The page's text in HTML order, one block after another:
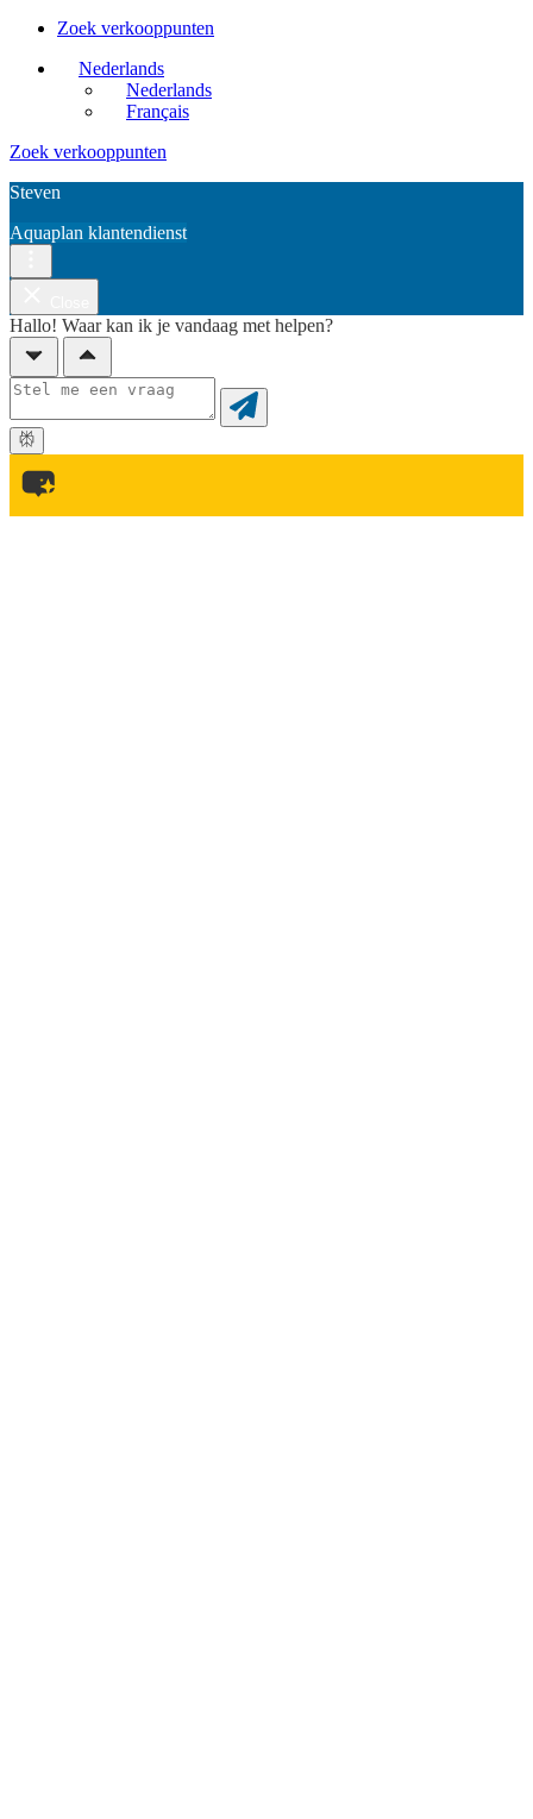
Zoek verkooppunten
Nederlands
Nederlands
Français
Zoek verkooppunten
Steven
Aquaplan klantendienst
Hallo! Waar kan ik je vandaag met helpen?